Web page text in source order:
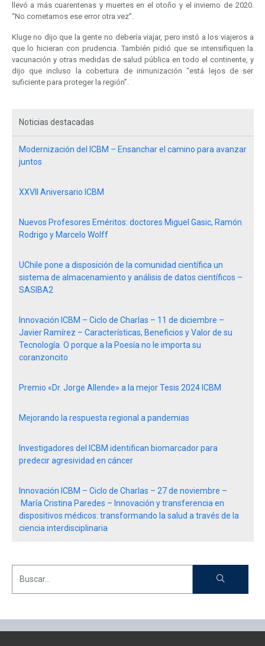
llevó a más cuarentenas y muertes en el otoño y el invierno de 2020.
“No cometamos ese error otra vez”.
Kluge no dijo que la gente no debería viajar, pero instó a los viajeros a
que lo hicieran con prudencia. También pidió que se intensifiquen la
vacunación y otras medidas de salud pública en todo el continente, y
dijo que incluso la cobertura de inmunización “está lejos de ser
suficiente para proteger la región”.
Noticias destacadas
Modernización del ICBM – Ensanchar el camino para avanzar
juntos
XXVII Aniversario ICBM
Nuevos Profesores Eméritos: doctores Miguel Gasic, Ramón
Rodrigo y Marcelo Wolff
UChile pone a disposición de la comunidad científica un
sistema de almacenamiento y análisis de datos científicos –
SASIBA2
Innovación ICBM – Ciclo de Charlas – 11 de diciembre –
Javier Ramírez – Características, Beneficios y Valor de su
Tecnología. O porque a la Poesía no le importa su
coranzoncito
Premio «Dr. Jorge Allende» a la mejor Tesis 2024 ICBM
Mejorando la respuesta regional a pandemias
Investigadores del ICBM identifican biomarcador para
predecir agresividad en cáncer
Innovación ICBM – Ciclo de Charlas – 27 de noviembre –
María Cristina Paredes – Innovación y transferencia en
dispositivos médicos: transformando la salud a través de la
ciencia interdisciplinaria